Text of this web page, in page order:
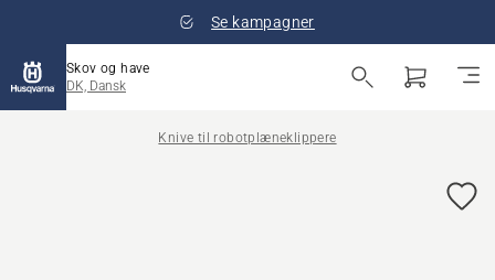
Se kampagner
Skov og have
DK, Dansk
Knive til robotplæneklippere